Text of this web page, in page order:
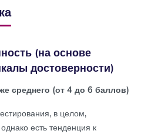
(на основе
достоверности)
среднего (от 4 до 6 баллов)
в целом,
есть тенденция к